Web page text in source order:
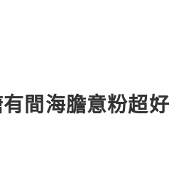
間海膽意粉超好